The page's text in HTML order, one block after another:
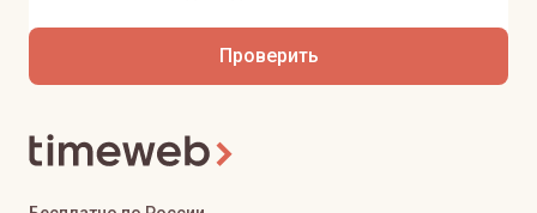
Проверить